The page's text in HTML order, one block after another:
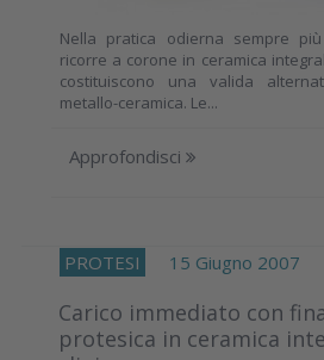
Nella pratica odierna sempre
ricorre a corone in ceramica
costituiscono una valida
metallo-ceramica. Le...
Approfondisci
PROTESI 15 Giugno 2007
Carico immediato con
protesica in ceramica